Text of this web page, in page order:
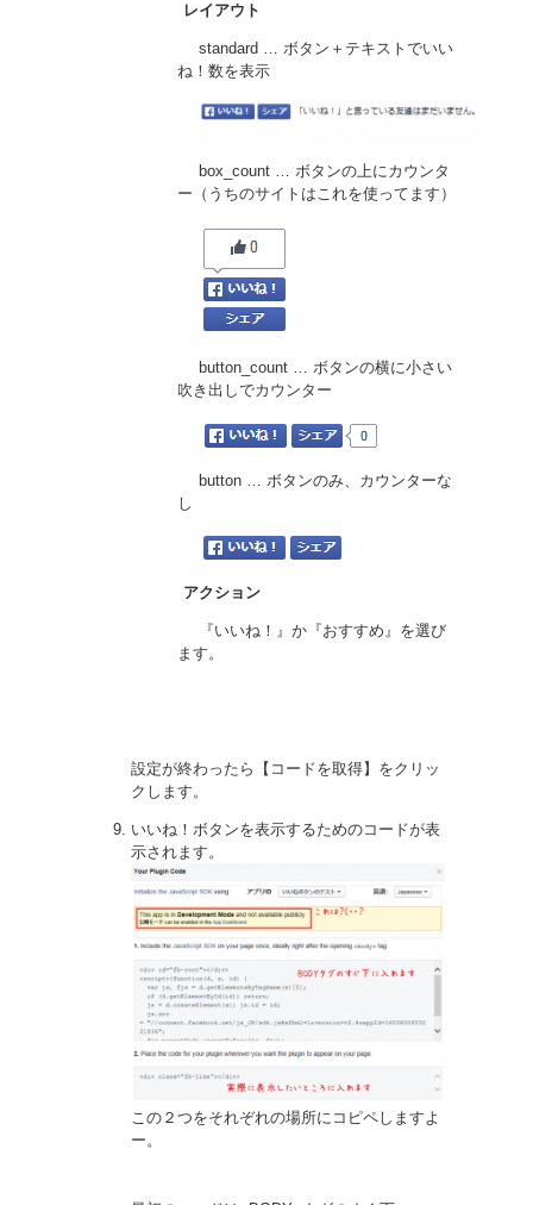
レイアウト
standard … ボタン＋テキストでいい
ね！数を表示
box_count … ボタンの上にカウンタ
ー（うちのサイトはこれを使ってます）
button_count … ボタンの横に小さい
吹き出しでカウンター
button … ボタンのみ、カウンターな
し
アクション
『いいね！』か『おすすめ』を選び
ます。
設定が終わったら【コードを取得】をクリッ
クします。
いいね！ボタンを表示するためのコードが表
示されます。
この２つをそれぞれの場所にコピペしますよ
ー。